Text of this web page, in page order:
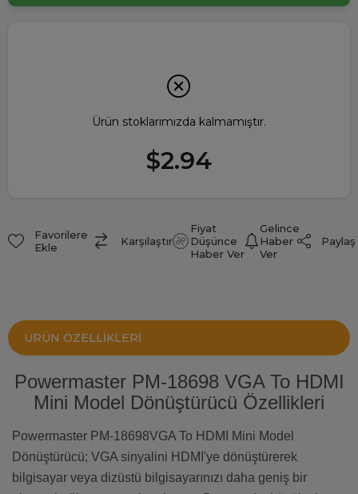
Ürün stoklarımızda kalmamıştır.
$2.94
Favorilere
Ekle
Karşılaştır
Fiyat
Düşünce
Haber Ver
Gelince
Haber
Ver
Paylaş
ÜRÜN ÖZELLIKLERI
Powermaster PM-18698 VGA To HDMI
Mini Model Dönüştürücü Özellikleri
Powermaster PM-18698VGA To HDMI Mini Model
Dönüştürücü; VGA sinyalini HDMI'ye dönüştürerek
bilgisayar veya dizüstü bilgisayarınızı daha geniş bir